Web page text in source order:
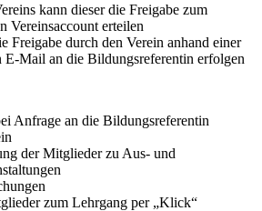
kann dieser die Freigabe zum
Vereinsaccount erteilen
Freigabe durch den Verein anhand einer
E-Mail an die Bildungsreferentin erfolgen
Anfrage an die Bildungsreferentin
der Mitglieder zu Aus- und
zum Lehrgang per „Klick“